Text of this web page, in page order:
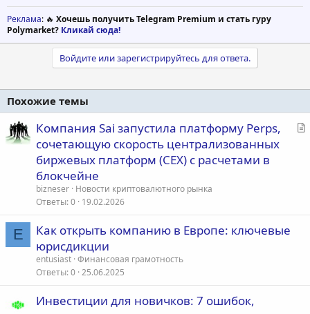
Реклама: 🔥 Хочешь получить Telegram Premium и стать гуру
Polymarket? Кликай сюда!
Войдите или зарегистрируйтесь для ответа.
Похожие темы
С
Компания Sai запустила платформу Perps,
сочетающую скорость централизованных
биржевых платформ (CEX) с расчетами в
блокчейне
bizneser Новости криптовалютного рынка
Ответы 0 19.02.2026
E
Как открыть компанию в Европе: ключевые
юрисдикции
entusiast Финансовая грамотность
Ответы 0 25.06.2025
Инвестиции для новичков: 7 ошибок,